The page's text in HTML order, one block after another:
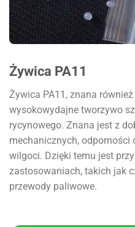
Żywica PA11
Żywica PA11, znana
wysokowydajne tworzywo
rycynowego. Znana jest z
mechanicznych,
wilgoci. Dzięki temu jest
zastosowaniach, takich jak
przewody paliwowe.